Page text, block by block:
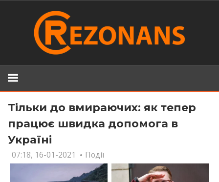
Тільки до вмираючих: як тепер
працює швидка допомога в
Україні
07:18, 16-01-2021 Події